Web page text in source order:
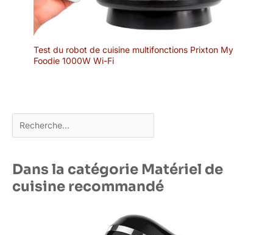
Test du robot de cuisine multifonctions Prixton My
Foodie 1000W Wi-Fi
Rechercher
Dans la catégorie Matériel de
cuisine recommandé